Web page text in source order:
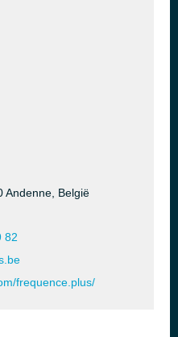
Andenne, België
82
frequence.plus/